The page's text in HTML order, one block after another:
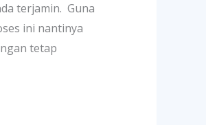
terjamin. Guna
ini nantinya
tetap